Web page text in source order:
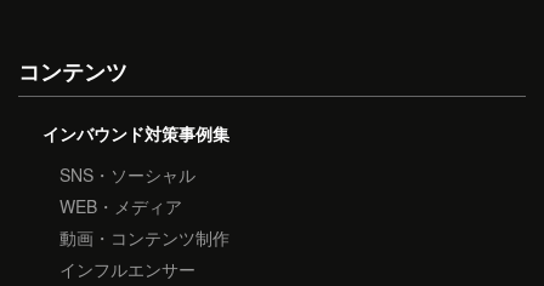
コンテンツ
インバウンド対策事例集
SNS・ソーシャル
WEB・メディア
動画・コンテンツ制作
インフルエンサー